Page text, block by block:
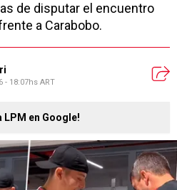
de disputar el encuentro
a Carabobo.
- 18:07hs ART
LPM en Google!